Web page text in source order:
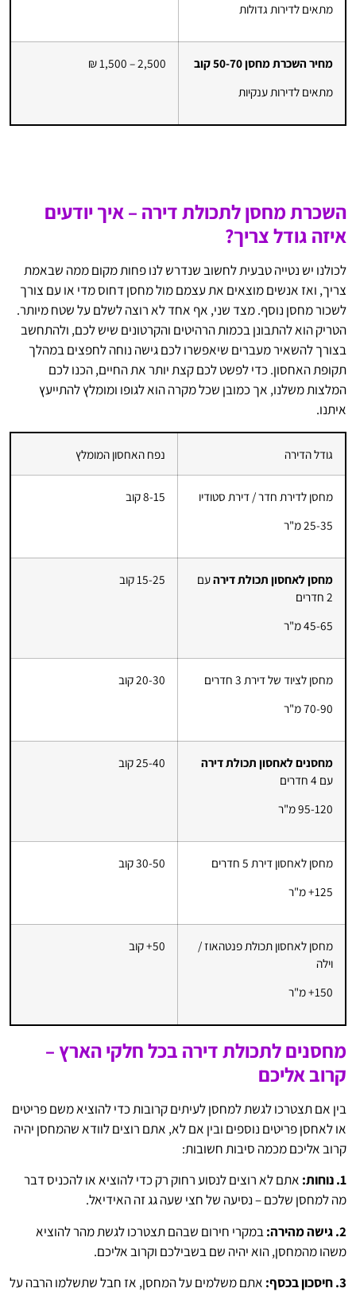
מתאים לדירות גדולות
מחיר השכרת מחסן 50-70 קוב
מתאים לדירות ענקיות
2,500 – 1,500 ₪
השכרת מחסן לתכולת דירה – איך יודעים
איזה גודל צריך?
לכולנו יש נטייה טבעית לחשוב שנדרש לנו פחות מקום ממה שבאמת
צריך, ואז אנשים מוצאים את עצמם מול מחסן דחוס מדי או עם צורך
לשכור מחסן נוסף. מצד שני, אף אחד לא רוצה לשלם על שטח מיותר.
הטריק הוא להתבונן בכמות הרהיטים והקרטונים שיש לכם, ולהתחשב
בצורך להשאיר מעברים שיאפשרו לכם גישה נוחה לחפצים במהלך
תקופת האחסון. כדי לפשט לכם קצת יותר את החיים, הכנו לכם
המלצות משלנו, אך כמובן שכל מקרה הוא לגופו ומומלץ להתייעץ
איתנו.
גודל הדירה נפח האחסון המומלץ
מחסן לדירת חדר / דירת סטודיו
25-35 מ"ר
8-15 קוב
מחסן לאחסון תכולת דירהעם
2 חדרים
45-65 מ"ר
15-25 קוב
מחסן לציוד של דירת 3 חדרים
70-90 מ"ר
20-30 קוב
מחסנים לאחסון תכולת דירה
עם 4 חדרים
95-120 מ"ר
25-40 קוב
מחסן לאחסון דירת 5 חדרים
125+ מ"ר
30-50 קוב
מחסן לאחסון תכולת פנטהאוז /
וילה
150+ מ"ר
50+ קוב
מחסנים לתכולת דירה בכל חלקי הארץ –
קרוב אליכם
בין אם תצטרכו לגשת למחסן לעיתים קרובות כדי להוציא משם פריטים
או לאחסן פריטים נוספים ובין אם לא, אתם רוצים לוודא שהמחסן יהיה
קרוב אליכם מכמה סיבות חשובות:
1. נוחות:
אתם לא רוצים לנסוע רחוק רק כדי להוציא או להכניס דבר
מה למחסן שלכם – נסיעה של חצי שעה גג זה האידיאל.
2. גישה מהירה:
במקרי חירום שבהם תצטרכו לגשת מהר להוציא
משהו מהמחסן, הוא יהיה שם בשבילכם וקרוב אליכם.
3. חיסכון בכסף:
אתם משלמים על המחסן, אז חבל שתשלמו הרבה על